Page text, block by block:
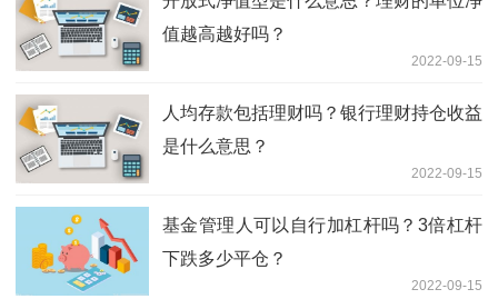
值越高越好吗？
2022-09-15
人均存款包括理财吗？银行理财持仓收益
是什么意思？
2022-09-15
基金管理人可以自行加杠杆吗？3倍杠杆
下跌多少平仓？
2022-09-15